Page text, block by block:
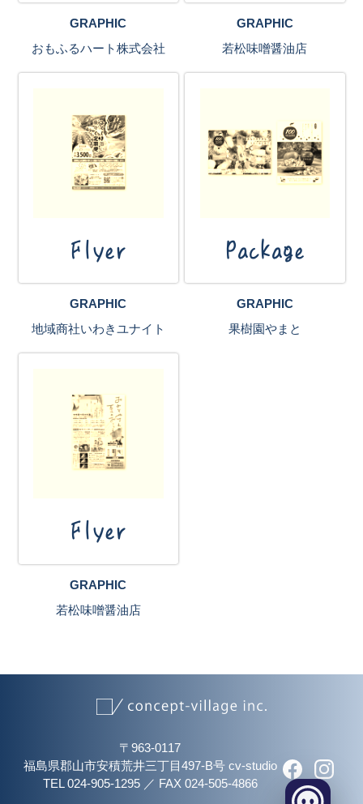
GRAPHIC
おもふるハート株式会社
GRAPHIC
若松味噌醤油店
Flyer
GRAPHIC
地域商社いわきユナイト
Package
GRAPHIC
果樹園やまと
Flyer
GRAPHIC
若松味噌醤油店
〒963-0117
福島県郡山市安積荒井三丁目497-B号 cv-studio
TEL 024-905-1295／ FAX 024-505-4866